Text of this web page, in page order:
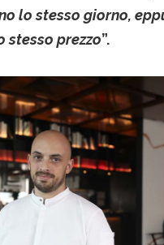
lo stesso giorno,
stesso prezzo”.